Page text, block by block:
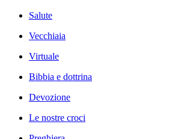
Salute
Vecchiaia
Virtuale
Bibbia e dottrina
Devozione
Le nostre croci